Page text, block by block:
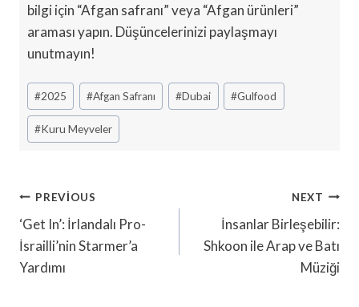
bilgi için “Afgan safranı” veya “Afgan ürünleri”
araması yapın. Düşüncelerinizi paylaşmayı
unutmayın!
Post
Tags:
#2025 #Afgan Safranı #Dubai #Gulfood
#Kuru Meyveler
Yazı
Gezinmesi
PREVIOUS
‘Get In’: İrlandalı Pro-
İsrailli’nin Starmer’a
Yardımı
NEXT
İnsanlar Birleşebilir:
Shkoon ile Arap ve Batı
Müziği